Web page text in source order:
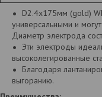
D2.4x175мм (gold)
универсальными и
Диаметр электрода
Эти электроды
высоколегированные
Благодаря
выгоранию.